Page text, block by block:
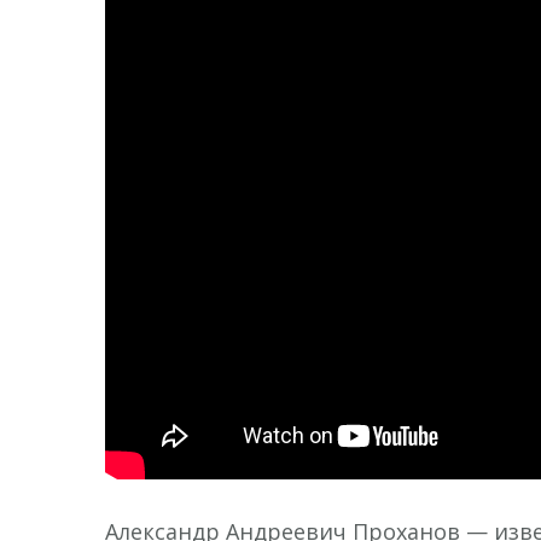
Александр Андреевич Проханов —